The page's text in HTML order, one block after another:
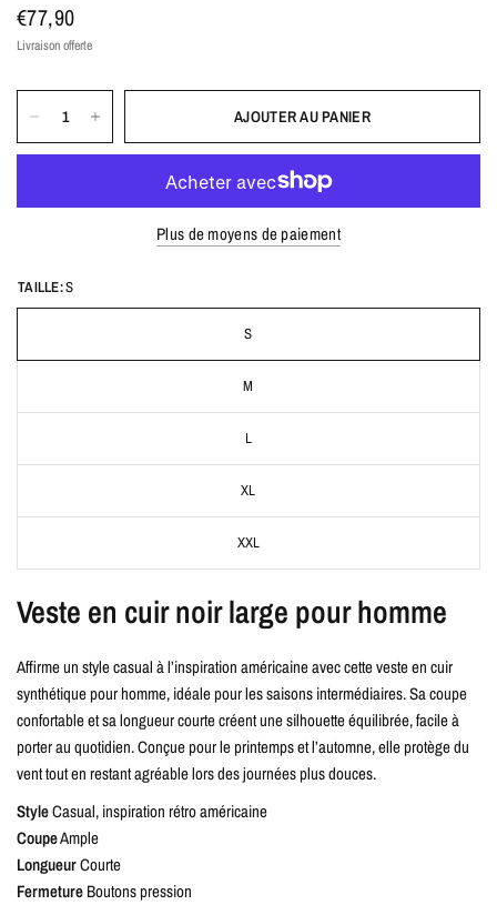
€77,90
Livraison offerte
AJOUTER AU PANIER
Plus de moyens de paiement
TAILLE:S
S
M
L
XL
XXL
Veste en cuir noir large pour homme
Affirme un style casual à l’inspiration américaine avec cette veste en cuir
synthétique pour homme, idéale pour les saisons intermédiaires. Sa coupe
confortable et sa longueur courte créent une silhouette équilibrée, facile à
porter au quotidien. Conçue pour le printemps et l’automne, elle protège du
vent tout en restant agréable lors des journées plus douces.
StyleCasual, inspiration rétro américaine
CoupeAmple
LongueurCourte
FermetureBoutons pression